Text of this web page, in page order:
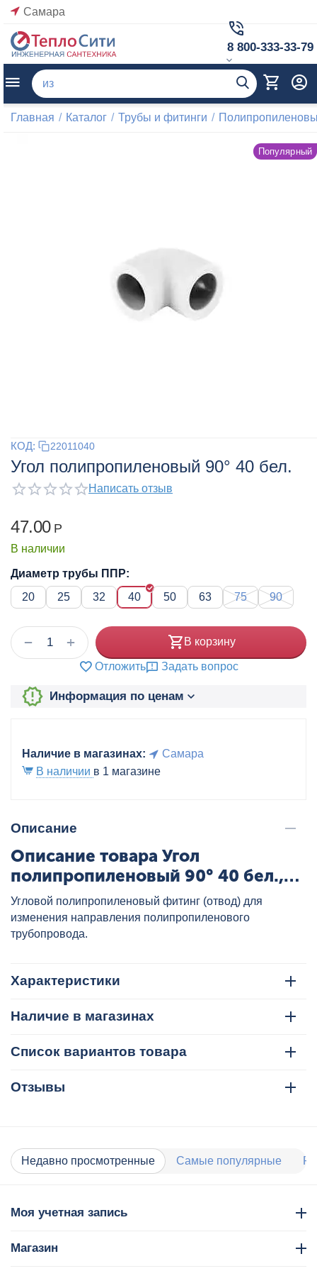
Самара
8 800-333-33-79
Главная / Каталог / Трубы и фитинги /
Популярный
КОД: 22011040
Угол полипропиленовый 90° 40 бел.
Написать отзыв
47.00 Р
В наличии
Диаметр трубы ППР:
20
25 32 40 50 63 75 90
+
− В корзину
Отложить Задать вопрос
Информация по ценам
Наличие в магазинах:
Самара
В наличии в 1 магазине
Описание
Описание товара Угол
полипропиленовый 90° 40 бел.,
артикул: 22011040
Угловой полипропиленовый фитинг (отвод) для
изменения направления полипропиленового
трубопровода.
Характеристики
Наличие в магазинах
Список вариантов товара
Отзывы
Недавно просмотренные Самые популярные
Моя учетная запись
Магазин